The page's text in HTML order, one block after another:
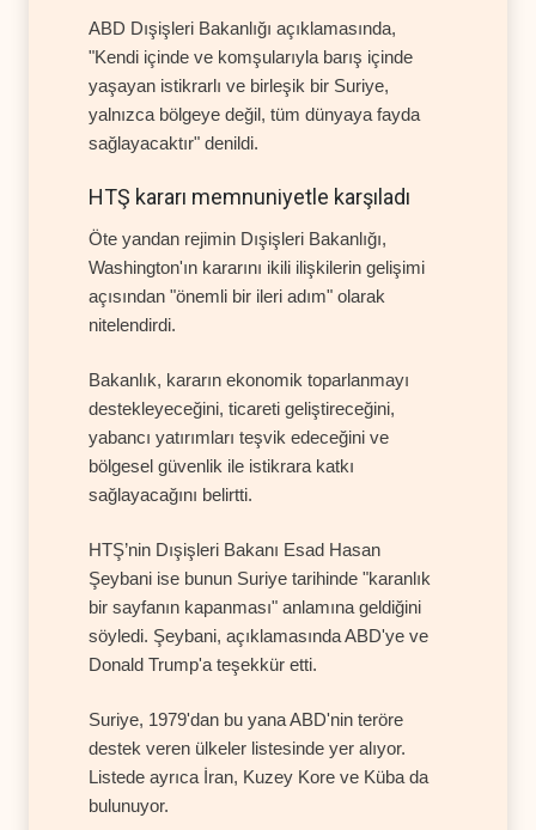
ABD Dışişleri Bakanlığı açıklamasında,
"Kendi içinde ve komşularıyla barış içinde
yaşayan istikrarlı ve birleşik bir Suriye,
yalnızca bölgeye değil, tüm dünyaya fayda
sağlayacaktır" denildi.
HTŞ kararı memnuniyetle karşıladı
Öte yandan rejimin Dışişleri Bakanlığı,
Washington'ın kararını ikili ilişkilerin gelişimi
açısından "önemli bir ileri adım" olarak
nitelendirdi.
Bakanlık, kararın ekonomik toparlanmayı
destekleyeceğini, ticareti geliştireceğini,
yabancı yatırımları teşvik edeceğini ve
bölgesel güvenlik ile istikrara katkı
sağlayacağını belirtti.
HTŞ’nin Dışişleri Bakanı Esad Hasan
Şeybani ise bunun Suriye tarihinde "karanlık
bir sayfanın kapanması" anlamına geldiğini
söyledi. Şeybani, açıklamasında ABD'ye ve
Donald Trump'a teşekkür etti.
Suriye, 1979'dan bu yana ABD'nin teröre
destek veren ülkeler listesinde yer alıyor.
Listede ayrıca İran, Kuzey Kore ve Küba da
bulunuyor.